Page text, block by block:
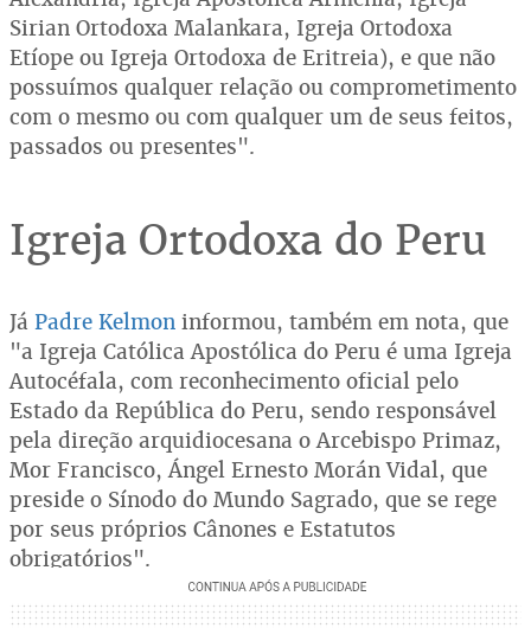
Sirian Ortodoxa Malankara, Igreja Ortodoxa
Etíope ou Igreja Ortodoxa de Eritreia), e que não
possuímos qualquer relação ou comprometimento
com o mesmo ou com qualquer um de seus feitos,
passados ou presentes".
Igreja Ortodoxa do Peru
Já Padre Kelmon informou, também em nota, que
"a Igreja Católica Apostólica do Peru é uma Igreja
Autocéfala, com reconhecimento oficial pelo
Estado da República do Peru, sendo responsável
pela direção arquidiocesana o Arcebispo Primaz,
Mor Francisco, Ángel Ernesto Morán Vidal, que
preside o Sínodo do Mundo Sagrado, que se rege
por seus próprios Cânones e Estatutos
obrigatórios".